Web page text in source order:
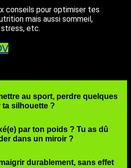
conseils pour optimiser tes
mais aussi sommeil,
etc.
au sport, perdre quelques
ta silhouette ?
par ton poids ? Tu as dû
dans un miroir ?
durablement, sans effet